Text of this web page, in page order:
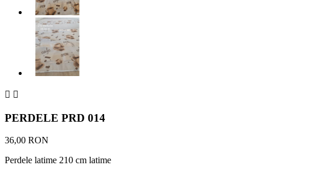
 
PERDELE PRD 014
36,00 RON
Perdele latime 210 cm latime